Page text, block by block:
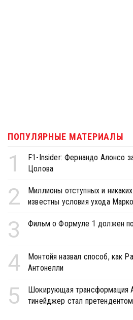
ПОПУЛЯРНЫЕ МАТЕРИАЛЫ
1
F1-Insider: Фернандо Алонсо
Цолова
2
Миллионы отступных и
известны условия ухода
3 Фильм о Формуле 1 должен
4
Монтойя назвал способ, как
Антонелли
5
Шокирующая трансформация
тинейджер стал